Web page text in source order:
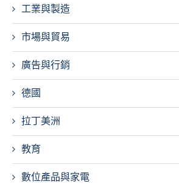
工業與製造
市場與貿易
廣告與行銷
德國
拉丁美洲
教育
數位產品與家電